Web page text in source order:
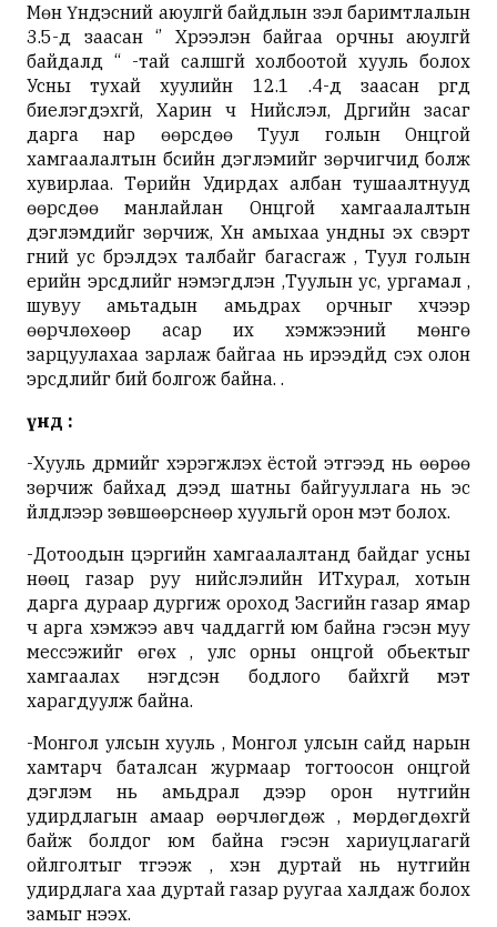
Мөн Үндэсний аюулгүй байдлын үзэл баримтлалын
3.5-д заасан ‘’ Хүрээлэн байгаа орчны аюулгүй
байдалд “ -тай салшгүй холбоотой хууль болох
Усны тухай хуулийн 12.1 .4-д заасан үүргүүд
биелэгдэхгүй, Харин ч Нийслэл, Дүүргийн засаг
дарга нар өөрсдөө Туул голын Онцгой
хамгаалалтын бүсийн дэглэмийг зөрчигчид болж
хувирлаа. Төрийн Удирдах албан тушаалтнууд
өөрсдөө манлайлан Онцгой хамгаалалтын
дэглэмүүдийг зөрчиж, Хүн амыхаа ундны эх үүсвэрт
гүний ус бүрэлдэх талбайг багасгаж , Туул голын
үерийн эрсдлийг нэмэгдүүлэн ,Туулын ус, ургамал ,
шувуу амьтадын амьдрах орчныг хүчээр
өөрчлөхөөр асар их хэмжээний мөнгө
зарцуулахаа зарлаж байгаа нь ирээдүйд үүсэх олон
эрсдлийг бий болгож байна. .
Үүнд :
-Хууль дүрмийг хэрэгжүүлэх ёстой этгээд нь өөрөө
зөрчиж байхад дээд шатны байгууллага нь эс
үйлдлээр зөвшөөрснөөр хуульгүй орон мэт болох.
-Дотоодын цэргийн хамгаалалтанд байдаг усны
нөөц газар руу нийслэлийн ИТхурал, хотын
дарга дураар дургиж ороход Засгийн газар ямар
ч арга хэмжээ авч чаддаггүй юм байна гэсэн муу
мессэжийг өгөх , улс орны онцгой обьектыг
хамгаалах нэгдсэн бодлого байхгүй мэт
харагдуулж байна.
-Монгол улсын хууль , Монгол улсын сайд нарын
хамтарч баталсан журмаар тогтоосон онцгой
дэглэм нь амьдрал дээр орон нутгийн
удирдлагын амаар өөрчлөгдөж , мөрдөгдөхгүй
байж болдог юм байна гэсэн хариуцлагагүй
ойлголтыг түгээж , хэн дуртай нь нутгийн
удирдлага хаа дуртай газар руугаа халдаж болох
замыг нээх.